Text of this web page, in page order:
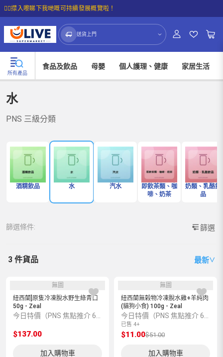
☝🏼㩒入嚟睇下我哋嘅可持續發展概覽啦！
送貨上門
所有產品
食品及飲品 母嬰 個人護理、健康 家居生活
水
PNS 三級分類
酒精飲品 水 汽水
即飲茶類、咖
啡、奶茶
奶類、乳酪飲
品
篩選條件: 篩選
3 件貨品 最新∨
無圖
紐西蘭]原隻冷凍脫水野生綠青口
50g - Zeal
$137.00
加入購物車
無圖
紐西蘭無榖物冷凍脫水雞+羊純肉
(貓狗小食) 100g - Zeal
已售 4+
$11.00$51.00
加入購物車